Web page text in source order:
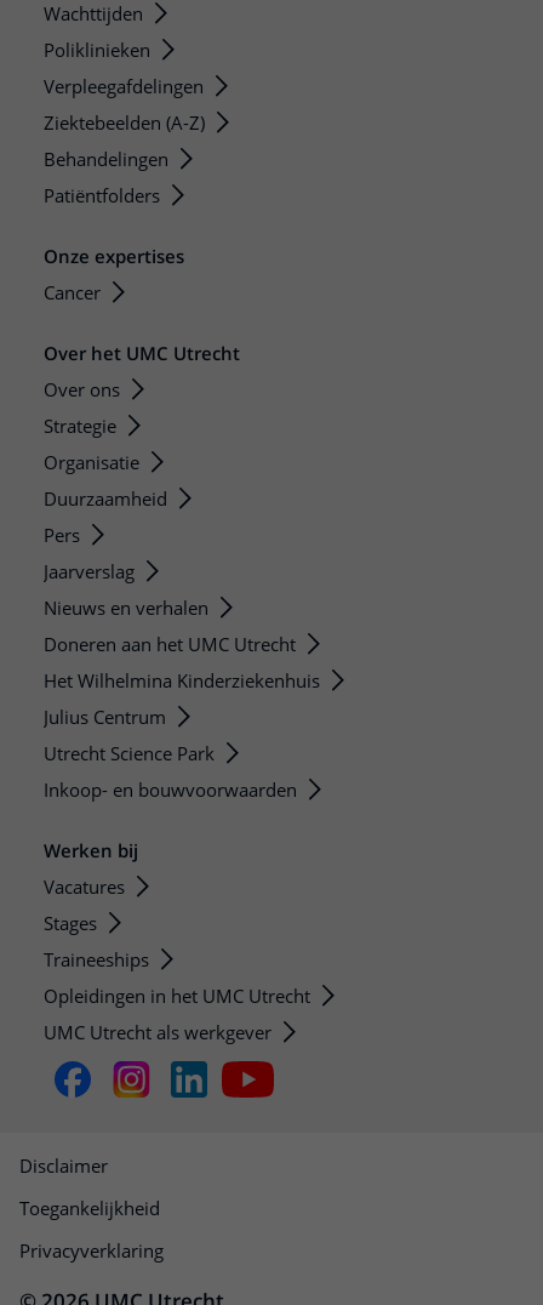
Wachttijden
Poliklinieken
Verpleegafdelingen
Ziektebeelden (A-Z)
Behandelingen
Patiëntfolders
Onze expertises
Cancer
Over het UMC Utrecht
Over ons
Strategie
Organisatie
Duurzaamheid
Pers
Jaarverslag
Nieuws en verhalen
Doneren aan het UMC Utrecht
Het Wilhelmina Kinderziekenhuis
Julius Centrum
Utrecht Science Park
Inkoop- en bouwvoorwaarden
Werken bij
Vacatures
Stages
Traineeships
Opleidingen in het UMC Utrecht
UMC Utrecht als werkgever
Disclaimer
Toegankelijkheid
Privacyverklaring